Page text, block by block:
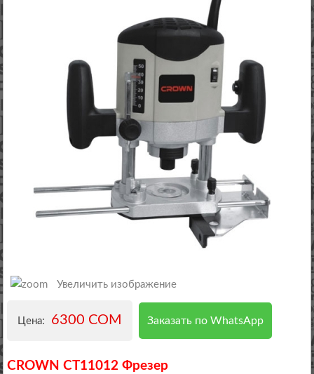
Увеличить изображение
Цена: 6300 COM Заказать по WhatsApp
CROWN CT11012 Фрезер